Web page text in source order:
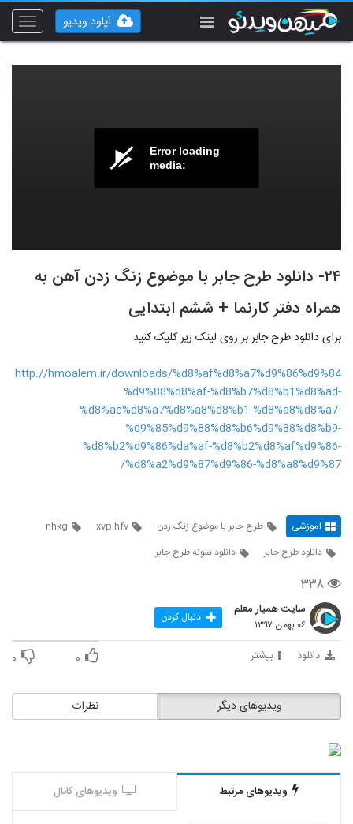
Toggle
آپلود ویدیو
Error loading
media:
۲۴- دانلود طرح جابر با موضوع زنگ زدن آهن به
همراه دفتر کارنما + ششم ابتدایی
برای دانلود طرح جابر بر روی لینک زیر کلیک کنید
http://hmoalem.ir/downloads/%d8%af%d8%a7%d9%86%d9%84
%d9%88%d8%af-%d8%b7%d8%b1%d8%ad-
%d8%ac%d8%a7%d8%a8%d8%b1-%d8%a8%d8%a7-
%d9%85%d9%88%d8%b6%d9%88%d8%b9-
%d8%b2%d9%86%da%af-%d8%b2%d8%af%d9%86-
%d8%a2%d9%87%d9%86-%d8%a8%d9%87/
آموزشی طرح جابر با موضوع زنگ زدن xvp hfv
nhkg
دانلود طرح جابر
دانلود نمونه طرح جابر
۳۳۸
سایت همیار معلم
۰۶ بهمن ۱۳۹۷ دنبال کردن
دانلود بیشتر ۰ ۰
نظرات ویدیوهای دیگر
ویدیوهای مرتبط ویدیوهای کانال